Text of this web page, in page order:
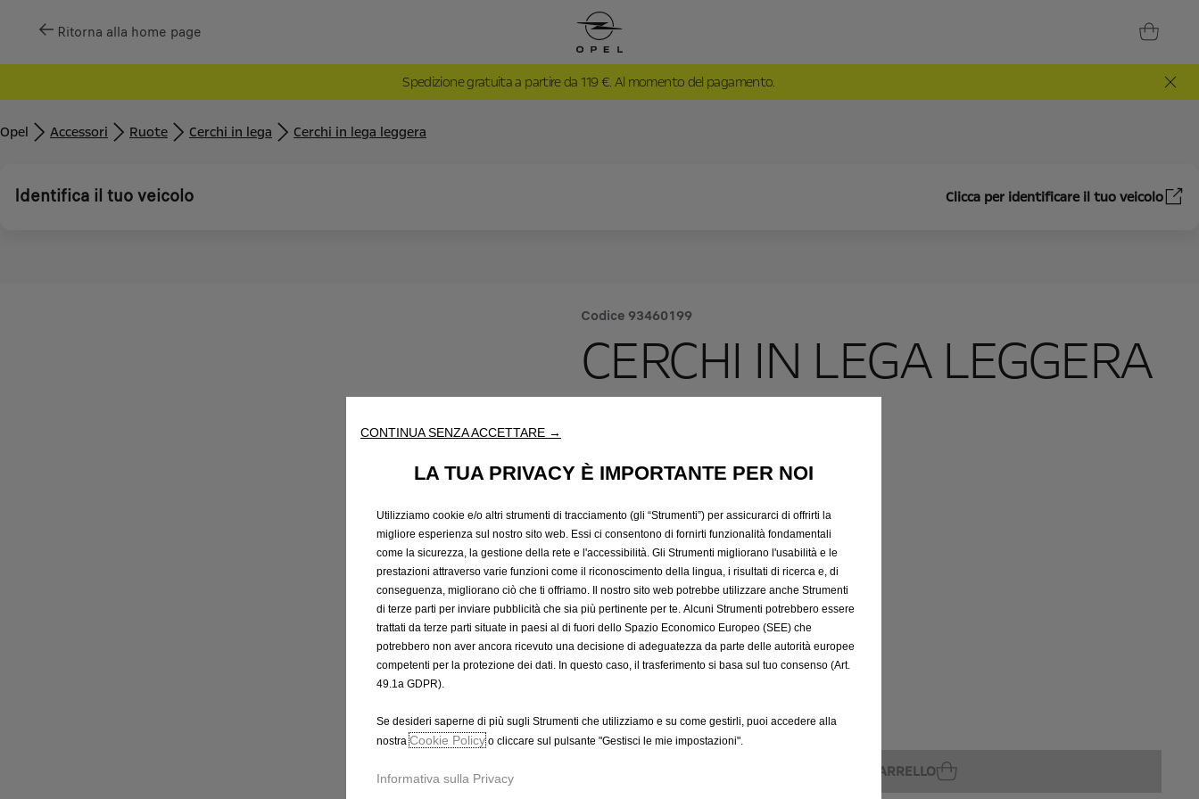
Ritorna alla home page
Spedizione gratuita a partire da 119 €. Al momento del pagamento.
Opel Accessori Ruote Cerchi in lega Cerchi in lega leggera
Identifica il tuo veicolo Clicca per identificare il tuo veicolo
Codice 93460199
CERCHI IN LEGA LEGGERA
r
c
e
i
s
3
0
4
,
€
I
-
+
u
a
n
t
i
t
y
u
d
a
Prodotto esaurito
AGGIUNGI AL CARRELLO
CONTINUA SENZA ACCETTARE →
LA TUA PRIVACY È IMPORTANTE PER NOI
Utilizziamo cookie e/o altri strumenti di tracciamento (gli “Strumenti”) per assicurarci di offrirti la
migliore esperienza sul nostro sito web. Essi ci consentono di fornirti funzionalità fondamentali
come la sicurezza, la gestione della rete e l'accessibilità. Gli Strumenti migliorano l'usabilità e le
prestazioni attraverso varie funzioni come il riconoscimento della lingua, i risultati di ricerca e, di
conseguenza, migliorano ciò che ti offriamo. Il nostro sito web potrebbe utilizzare anche Strumenti
di terze parti per inviare pubblicità che sia più pertinente per te. Alcuni Strumenti potrebbero essere
trattati da terze parti situate in paesi al di fuori dello Spazio Economico Europeo (SEE) che
potrebbero non aver ancora ricevuto una decisione di adeguatezza da parte delle autorità europee
competenti per la protezione dei dati. In questo caso, il trasferimento si basa sul tuo consenso (Art.
49.1a GDPR).
Se desideri saperne di più sugli Strumenti che utilizziamo e su come gestirli, puoi accedere alla
nostraCookie Policyo cliccare sul pulsante "Gestisci le mie impostazioni".
Informativa sulla Privacy